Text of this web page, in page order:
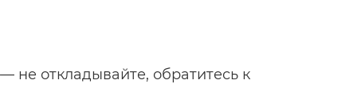
не откладывайте, обратитесь к